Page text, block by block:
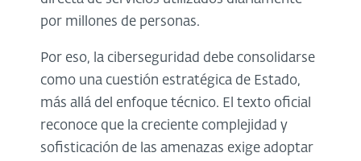
por millones de personas.
Por eso, la ciberseguridad debe consolidarse
como una cuestión estratégica de Estado,
más allá del enfoque técnico. El texto oficial
reconoce que la creciente complejidad y
sofisticación de las amenazas exige adoptar